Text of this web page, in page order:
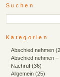
Suchen
Kategorien
Abschied nehmen
Abschied nehmen –
Nachruf (36)
Allgemein (25)